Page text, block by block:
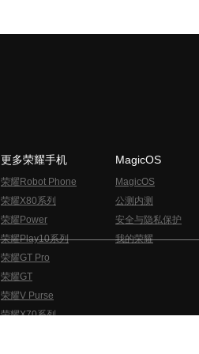
更多荣耀手机
荣耀Robot Phone
荣耀X80系列
荣耀Power
荣耀Play10系列
荣耀GT Pro
荣耀GT
荣耀V Purse
荣耀X70系列
MagicOS
MagicOS
公测内测
安全与隐私保护
我的荣耀